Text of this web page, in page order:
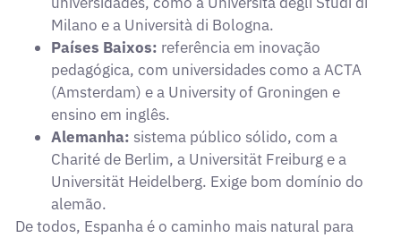
Milano e a Università di Bologna.
Países Baixos: referência em inovação
pedagógica, com universidades como a ACTA
(Amsterdam) e a University of Groningen e
ensino em inglês.
Alemanha: sistema público sólido, com a
Charité de Berlim, a Universität Freiburg e a
Universität Heidelberg. Exige bom domínio do
alemão.
De todos, Espanha é o caminho mais natural para